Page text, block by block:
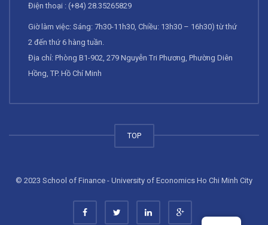
Điện thoại : (+84) 28.35265829
Giờ làm việc: Sáng: 7h30-11h30, Chiều: 13h30 – 16h30) từ thứ
2 đến thứ 6 hàng tuần.
Địa chỉ: Phòng B1-902, 279 Nguyễn Tri Phương, Phường Diên
Hồng, TP. Hồ Chí Minh
TOP
© 2023 School of Finance - University of Economics Ho Chi Minh City